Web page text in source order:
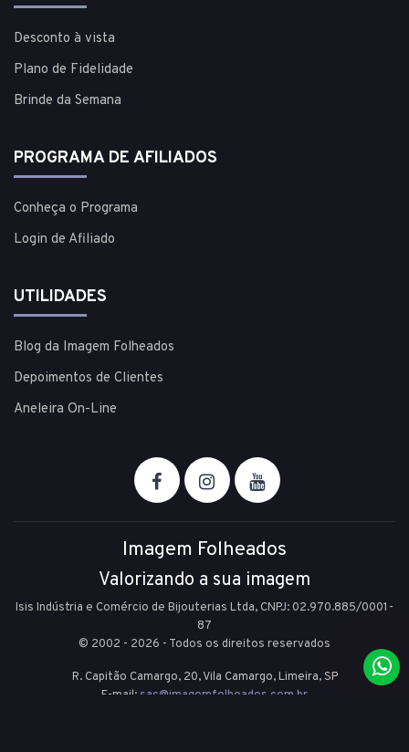
Desconto à vista
Plano de Fidelidade
Brinde da Semana
PROGRAMA DE AFILIADOS
Conheça o Programa
Login de Afiliado
UTILIDADES
Blog da Imagem Folheados
Depoimentos de Clientes
Aneleira On-Line
Imagem Folheados
Valorizando a sua imagem
Isis Indústria e Comércio de Bijouterias Ltda, CNPJ: 02.970.885/0001-
87
© 2002 - 2026 - Todos os direitos reservados
R. Capitão Camargo, 20, Vila Camargo,Limeira,SP
E-mail: sac@imagemfolheados.com.br